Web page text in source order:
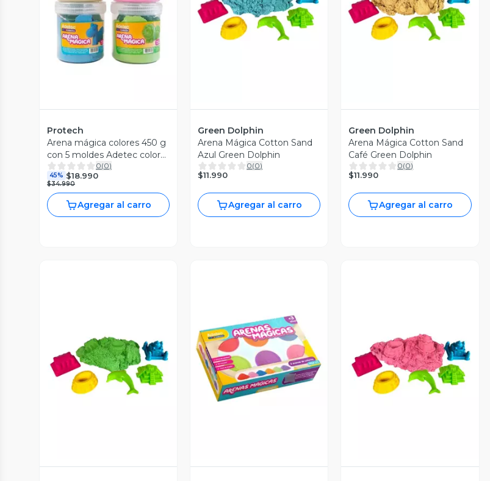
Vista Previa
Protech
Arena mágica colores 450 g
con 5 moldes Adetec color
azul
0(0)
45% $18.990
$34.990
Agregar al carro
Vista Previa
Green Dolphin
Arena Mágica Cotton Sand
Azul Green Dolphin
0(0)
$11.990
Agregar al carro
Vista Previa
Green Dolphin
Arena Mágica Cotton Sand
Café Green Dolphin
0(0)
$11.990
Agregar al carro
Vista Previa Vista Previa Vista Previa